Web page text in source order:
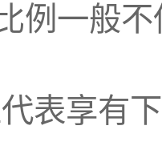
例一般
表享有